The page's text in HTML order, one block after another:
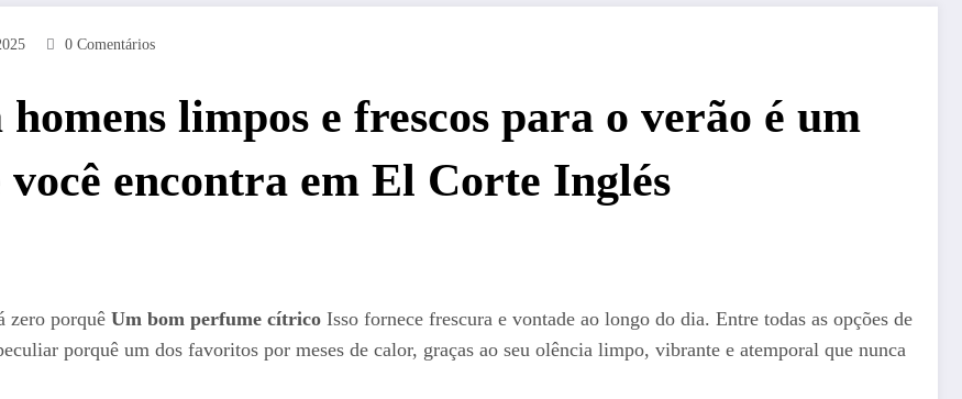
0 Comentários
limpos e frescos para o verão é um
você encontra em El Corte Inglés
zero porquê Um bom perfume cítrico Isso fornece frescura e vontade ao longo do dia. Entre todas as opções de
porquê um dos favoritos por meses de calor, graças ao seu olência limpo, vibrante e atemporal que nunca